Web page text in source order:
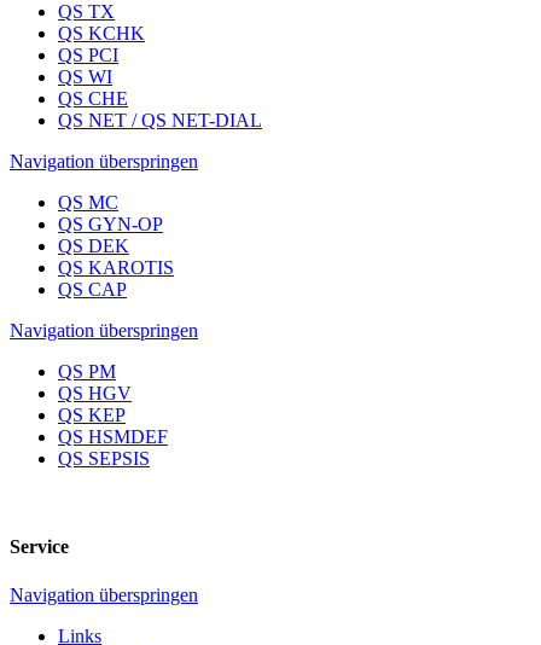
QS TX
QS KCHK
QS PCI
QS WI
QS CHE
QS NET / QS NET-DIAL
Navigation überspringen
QS MC
QS GYN-OP
QS DEK
QS KAROTIS
QS CAP
Navigation überspringen
QS PM
QS HGV
QS KEP
QS HSMDEF
QS SEPSIS
Service
Navigation überspringen
Links